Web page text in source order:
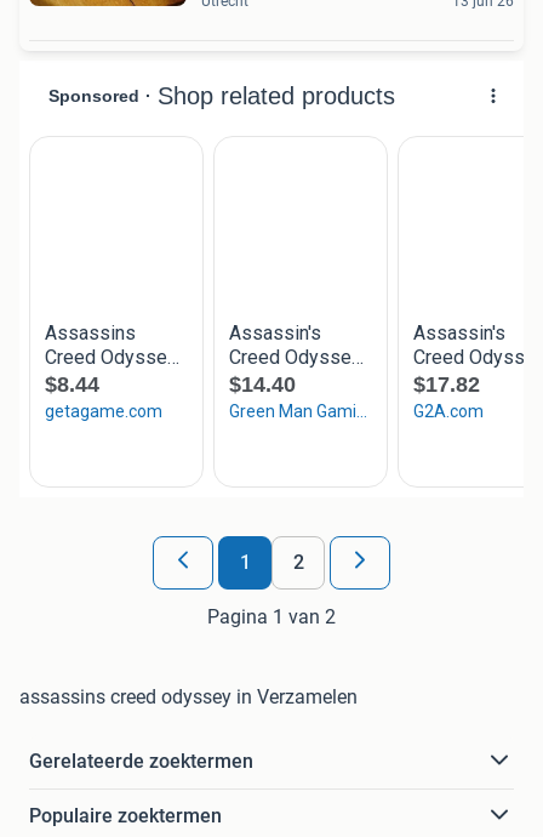
1 2
Pagina 1 van 2
assassins creed odyssey in Verzamelen
Gerelateerde zoektermen
Populaire zoektermen